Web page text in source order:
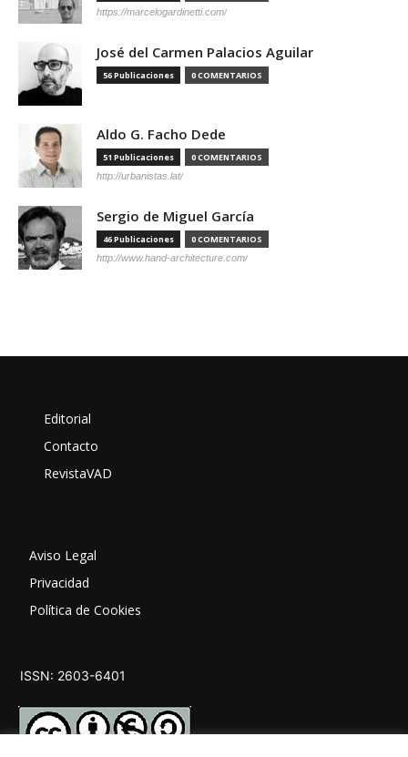
https://marcelogardinetti.com/
José del Carmen Palacios Aguilar
56 Publicaciones 0 COMENTARIOS
Aldo G. Facho Dede
51 Publicaciones 0 COMENTARIOS
http://urbanistas.lat/
Sergio de Miguel García
46 Publicaciones 0 COMENTARIOS
http://www.hand-architecture.com/
Editorial
Contacto
RevistaVAD
Aviso Legal
Privacidad
Política de Cookies
ISSN: 2603-6401